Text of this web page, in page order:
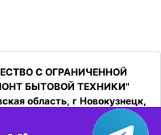
С ОГРАНИЧЕННОЙ
БЫТОВОЙ ТЕХНИКИ"
область, г Новокузнецк,
кт Шахтеров, д. 31, кв. 2